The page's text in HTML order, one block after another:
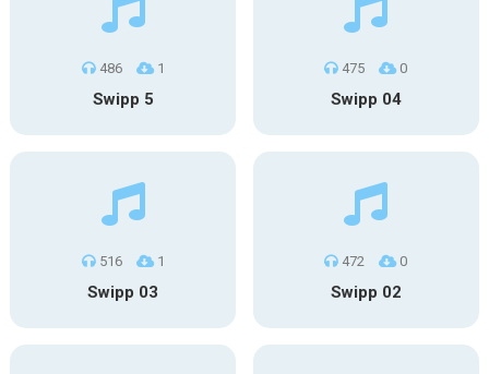
486 1
Swipp 5
475 0
Swipp 04
516 1
Swipp 03
472 0
Swipp 02